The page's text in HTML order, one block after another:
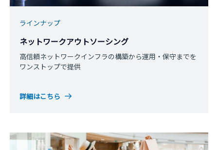
ラインナップ
ネットワークアウトソーシング
高信頼ネットワークインフラの構築から運用・保守までを
ワンストップで提供
詳細はこちら